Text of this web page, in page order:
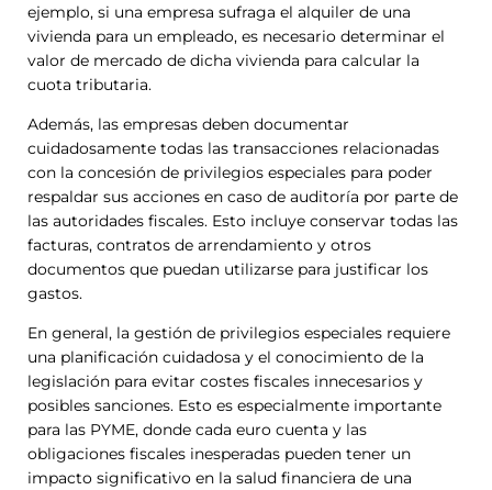
ejemplo, si una empresa sufraga el alquiler de una
vivienda para un empleado, es necesario determinar el
valor de mercado de dicha vivienda para calcular la
cuota tributaria.
Además, las empresas deben documentar
cuidadosamente todas las transacciones relacionadas
con la concesión de privilegios especiales para poder
respaldar sus acciones en caso de auditoría por parte de
las autoridades fiscales. Esto incluye conservar todas las
facturas, contratos de arrendamiento y otros
documentos que puedan utilizarse para justificar los
gastos.
En general, la gestión de privilegios especiales requiere
una planificación cuidadosa y el conocimiento de la
legislación para evitar costes fiscales innecesarios y
posibles sanciones. Esto es especialmente importante
para las PYME, donde cada euro cuenta y las
obligaciones fiscales inesperadas pueden tener un
impacto significativo en la salud financiera de una